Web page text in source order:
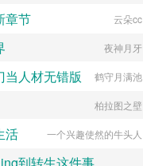
章节 云朵cc
夜神月牙
当人材无错版 鹤守月满池
柏拉图之壁
活 一个兴趣使然的牛头人